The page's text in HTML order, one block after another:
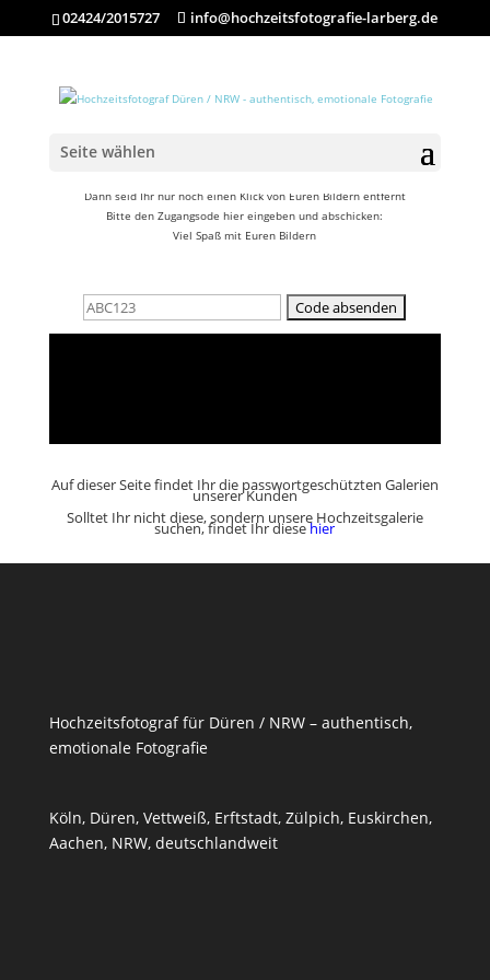
02424/2015727 info@hochzeitsfotografie-larberg.de
Seite wählen
Dann seid Ihr nur noch einen Klick von Euren Bildern entfernt
Bitte den Zugangsode hier eingeben und abschicken:
Viel Spaß mit Euren Bildern
Auf dieser Seite findet Ihr die passwortgeschützten Galerien
unserer Kunden
Solltet Ihr nicht diese, sondern unsere Hochzeitsgalerie
suchen, findet Ihr diesehier
Hochzeitsfotograf für Düren / NRW – authentisch,
emotionale Fotografie
Köln, Düren, Vettweiß, Erftstadt, Zülpich, Euskirchen,
Aachen, NRW, deutschlandweit